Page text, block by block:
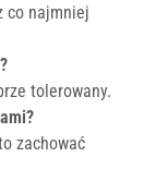
co najmniej
tolerowany.
zachować